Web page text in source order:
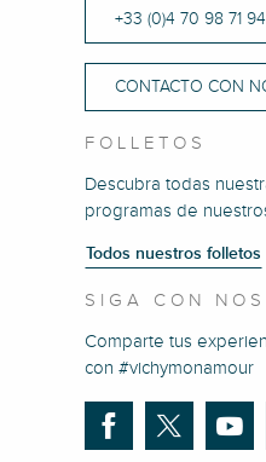
+33 (0)4 70 98 71 94
CONTACTO CON
FOLLETOS
Descubra todas
programas de
Todos nuestros folletos
SIGA CON
Comparte tus
con #vichymonamour